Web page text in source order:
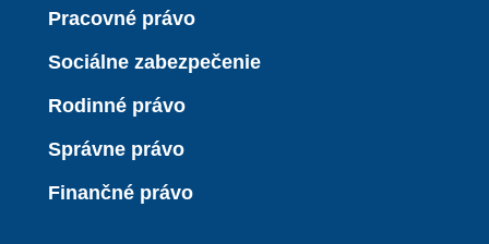
Pracovné právo
Sociálne zabezpečenie
Rodinné právo
Správne právo
Finančné právo